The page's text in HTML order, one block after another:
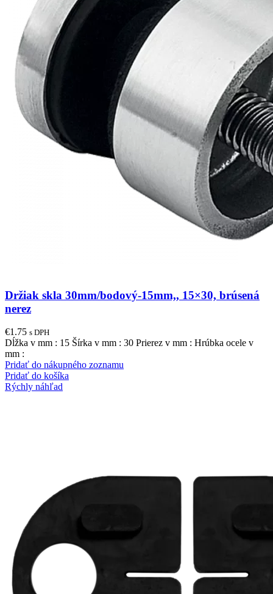
Držiak skla 30mm/bodový-15mm,, 15×30, brúsená
nerez
€1.75 s DPH
Dĺžka v mm : 15 Šírka v mm : 30 Prierez v mm : Hrúbka ocele v
mm :
Pridať do nákupného zoznamu
Pridať do košíka
Rýchly náhľad